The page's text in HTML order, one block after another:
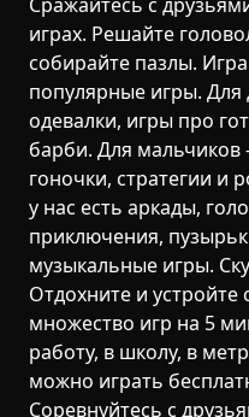
играх. Решайте
собирайте пазлы.
популярные игры.
одевалки, игры про
барби. Для мальчиков
гоночки, стратегии и
у нас есть аркады,
приключения,
музыкальные игры.
Отдохните и устройте
множество игр на 5
работу, в школу, в
можно играть
Соревнуйтесь с